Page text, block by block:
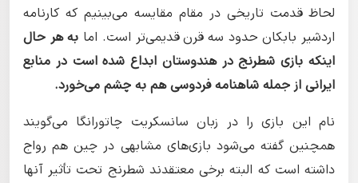
لحاظ قدمت تاریخی در مقام مقایسه می‌بینیم که کارنامه
اردشیر بابکان حدود سه قرن قدیمی‌تر است. اما به هر حال
اینکه بازی شطرنج در هندوستان ابداع شده است در منابع
ایرانی از جمله شاهنامه فردوسی هم به چشم می‌خورد.
نام این بازی را در زبان سانسکریت چاتورانگا می‌گویند
همچنین گفته می‌شود بازی‌های مشابهی در چین هم رواج
داشته است که البته برخی معتقدند شطرنج تحت تأثیر آنها